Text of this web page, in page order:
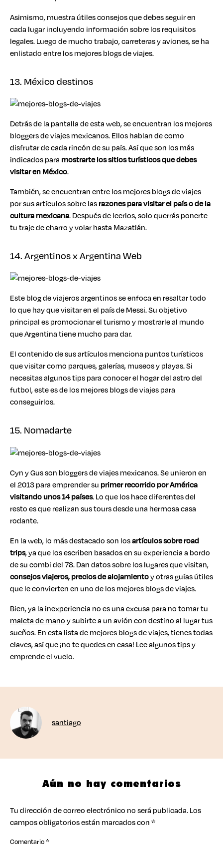
Asimismo, muestra útiles consejos que debes seguir en
cada lugar incluyendo información sobre los requisitos
legales. Luego de mucho trabajo, carreteras y aviones, se ha
enlistado entre los mejores blogs de viajes.
13. México destinos
Detrás de la pantalla de esta web, se encuentran los mejores
bloggers de viajes mexicanos. Ellos hablan de como
disfrutar de cada rincón de su país. Así que son los más
indicados para mostrarte lossitios turísticos que debes
visitar en México.
También, se encuentran entre los mejores blogs de viajes
por sus artículos sobre lasrazones para visitar el país o de la
cultura mexicana. Después de leerlos, solo querrás ponerte
tu traje de charro y volar hasta Mazatlán.
14. Argentinos x Argentina Web
Este blog de viajeros argentinos se enfoca en resaltar todo
lo que hay que visitar en el país de Messi. Su objetivo
principal es promocionar el turismo y mostrarle al mundo
que Argentina tiene mucho para dar.
El contenido de sus artículos menciona puntos turísticos
que visitar como parques, galerías, museos y playas. Si
necesitas algunos tips para conocer el hogar del astro del
futbol, este es de los mejores blogs de viajes para
conseguirlos.
15. Nomadarte
Cyn y Gus son bloggers de viajes mexicanos. Se unieron en
el 2013 para emprender su primer recorrido por América
visitando unos 14 países. Lo que los hace diferentes del
resto es que realizan sus tours desde una hermosa casa
rodante.
En la web, lo más destacado son losartículos sobre road
trips, ya que los escriben basados en su experiencia a bordo
de su combi del 78. Dan datos sobre los lugares que visitan,
consejos viajeros, precios de alojamientoy otras guías útiles
que le convierten en uno de los mejores blogs de viajes.
Bien, ya la inexperiencia no es una excusa para no tomar tu
maleta de manoy subirte a un avión con destino al lugar tus
sueños. En esta lista de mejores blogs de viajes, tienes todas
claves, así que ¡no te quedes en casa! Lee algunos tips y
emprende el vuelo.
santiago
Aún no hay comentarios
Tu dirección de correo electrónico no será publicada.Los
campos obligatorios están marcados con*
Comentario*